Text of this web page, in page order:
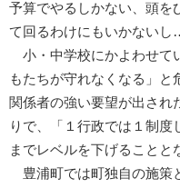
予算でやるしかない、頭を
て回るわけにもいかないし
小・中学校にかよわせて
もたちが守れなくなる」
関係者の強い要望が出され
りで、「１行政では１制
までレベルを下げることと
豊浦町では町独自の施策